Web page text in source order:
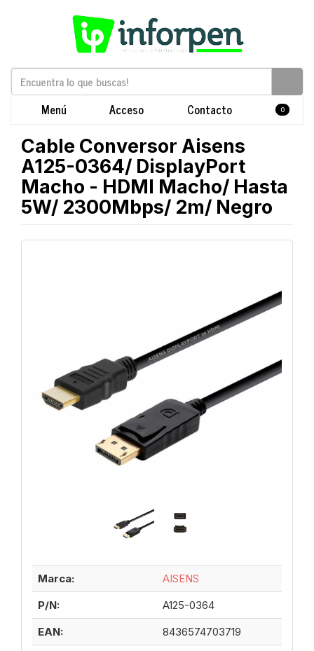
Menú Acceso Contacto 0
Cable Conversor Aisens
A125-0364/ DisplayPort
Macho - HDMI Macho/ Hasta
5W/ 2300Mbps/ 2m/ Negro
Marca:
AISENS
P/N:
A125-0364
EAN:
8436574703719